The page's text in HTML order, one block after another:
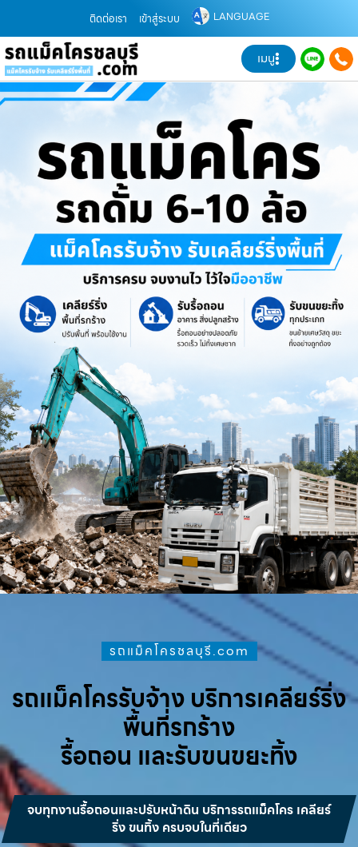
ติดต่อเรา เข้าสู่ระบบ LANGUAGE
เมนู
รถแม็คโครชลบุรี.com
รถแม็คโครรับจ้าง บริการเคลียร์ริ่ง
พื้นที่รกร้าง
รื้อถอน และรับขนขยะทิ้ง
จบทุกงานรื้อถอนและปรับหน้าดิน บริการรถแม็คโคร เคลียร์
ริ่ง ขนทิ้ง ครบจบในที่เดียว